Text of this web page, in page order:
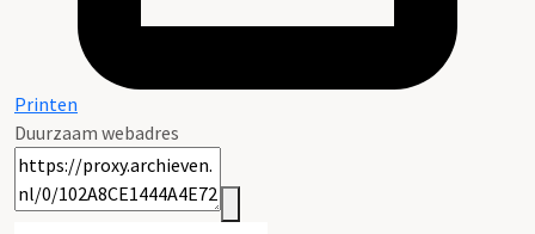
Printen
Duurzaam webadres